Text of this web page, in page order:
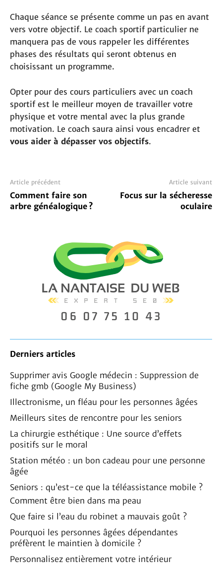
Chaque séance se présente comme un pas en avant
vers votre objectif. Le coach sportif particulier ne
manquera pas de vous rappeler les différentes
phases des résultats qui seront obtenus en
choisissant un programme.
Opter pour des cours particuliers avec un coach
sportif est le meilleur moyen de travailler votre
physique et votre mental avec la plus grande
motivation. Le coach saura ainsi vous encadrer et
vous aider à dépasser vos objectifs.
Article précédent
Comment faire son
arbre généalogique ?
Article suivant
Focus sur la sécheresse
oculaire
Derniers articles
Supprimer avis Google médecin : Suppression de
fiche gmb (Google My Business)
Illectronisme, un fléau pour les personnes âgées
Meilleurs sites de rencontre pour les seniors
La chirurgie esthétique : Une source d’effets
positifs sur le moral
Station météo : un bon cadeau pour une personne
âgée
Seniors : qu’est-ce que la téléassistance mobile ?
Comment être bien dans ma peau
Que faire si l’eau du robinet a mauvais goût ?
Pourquoi les personnes âgées dépendantes
préfèrent le maintien à domicile ?
Personnalisez entièrement votre intérieur